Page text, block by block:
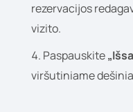
rezervacijos
vizito.
Paspauskite
viršutiniame